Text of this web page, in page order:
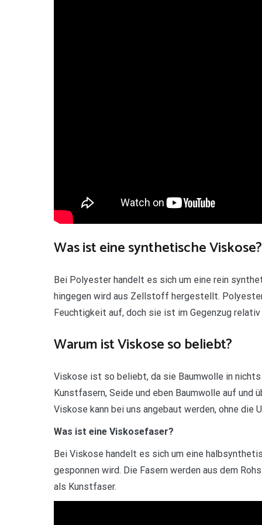
Was ist eine synthetische Viskose?
Bei Polyester handelt es sich um eine rein
hingegen wird aus Zellstoff hergestellt.
Feuchtigkeit auf, doch sie ist im Gegenzug
Warum ist Viskose so beliebt?
Viskose ist so beliebt, da sie Baumwolle in
Kunstfasern, Seide und eben Baumwolle auf
Viskose kann bei uns angebaut werden, ohne die
Was ist eine Viskosefaser?
Bei Viskose handelt es sich um eine
gesponnen wird. Die Fasern werden aus dem
als Kunstfaser.